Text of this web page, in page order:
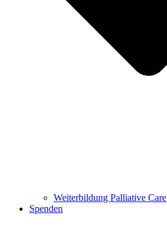
Weiterbildung Palliative Care
Spenden